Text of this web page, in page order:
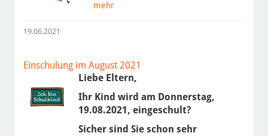
mehr
19.06.2021
Einschulung im August 2021
Liebe Eltern,
Ihr Kind wird am Donnerstag,
19.08.2021, eingeschult?
Sicher sind Sie schon sehr